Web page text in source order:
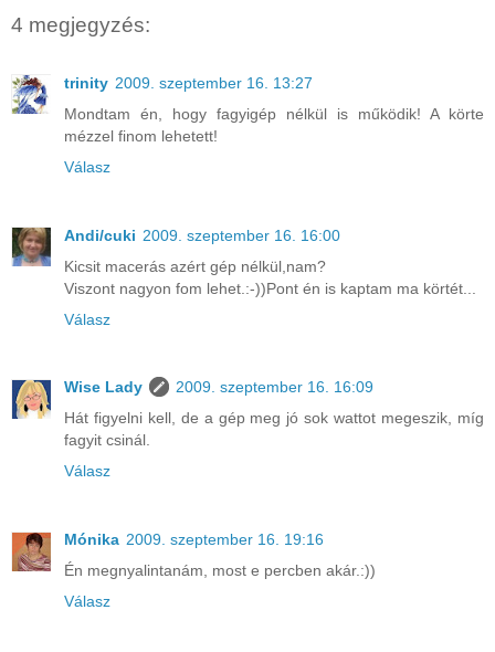
4 megjegyzés:
trinity 2009. szeptember 16. 13:27
Mondtam én, hogy fagyigép nélkül is működik! A körte
mézzel finom lehetett!
Válasz
Andi/cuki 2009. szeptember 16. 16:00
Kicsit macerás azért gép nélkül,nam?
Viszont nagyon fom lehet.:-))Pont én is kaptam ma körtét...
Válasz
Wise Lady
2009. szeptember 16. 16:09
Hát figyelni kell, de a gép meg jó sok wattot megeszik, míg
fagyit csinál.
Válasz
Mónika 2009. szeptember 16. 19:16
Én megnyalintanám, most e percben akár.:))
Válasz